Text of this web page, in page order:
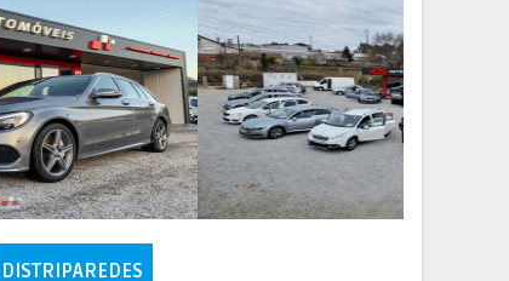
DISTRIPAREDES